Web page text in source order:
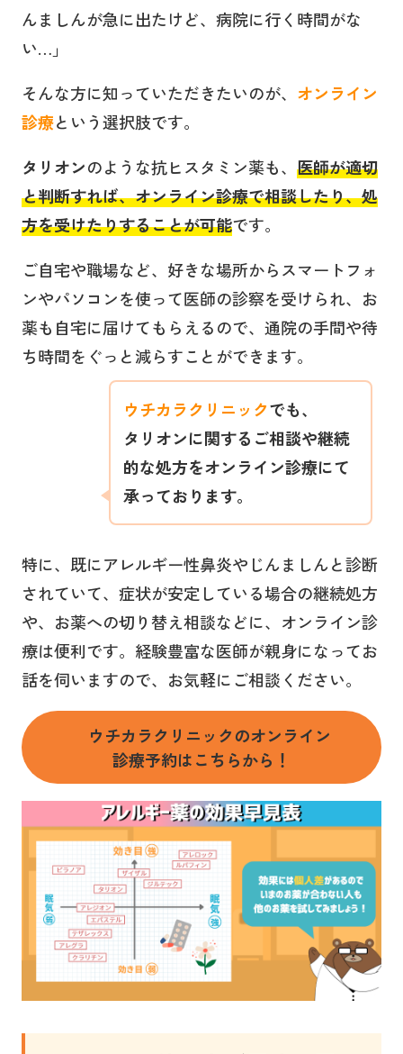
んましんが急に出たけど、病院に行く時間がな
い…」
そんな方に知っていただきたいのが、 オンライン
診療という選択肢です。
タリオンのような抗ヒスタミン薬も、 医師が適切
と判断すれば、オンライン診療で相談したり、処
方を受けたりすることが可能です。
ご自宅や職場など、好きな場所からスマートフォ
ンやパソコンを使って医師の診察を受けられ、お
薬も自宅に届けてもらえるので、通院の手間や待
ち時間をぐっと減らすことができます。
ウチカラクリニックでも、
タリオンに関するご相談や継続
的な処方をオンライン診療にて
承っております。
特に、既にアレルギー性鼻炎やじんましんと診断
されていて、症状が安定している場合の継続処方
や、お薬への切り替え相談などに、オンライン診
療は便利です。経験豊富な医師が親身になってお
話を伺いますので、お気軽にご相談ください。
ウチカラクリニックのオンライン
診療予約はこちらから！